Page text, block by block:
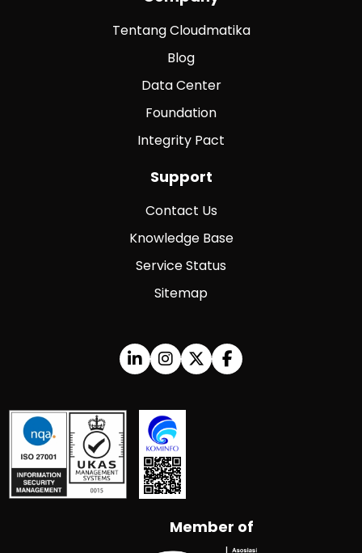
Tentang Cloudmatika
Blog
Data Center
Foundation
Integrity Pact
Support
Contact Us
Knowledge Base
Service Status
Sitemap
Member of